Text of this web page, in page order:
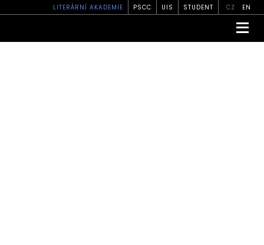
LITERÁRNÍ AKADEMIE PSCC UIS STUDENT CZ EN